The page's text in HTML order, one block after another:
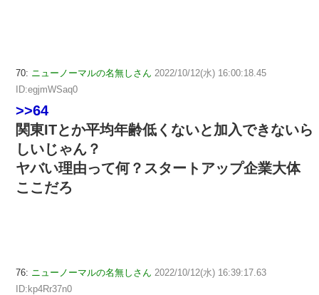
70: ニューノーマルの名無しさん 2022/10/12(水) 16:00:18.45
ID:egjmWSaq0
>>64
関東ITとか平均年齢低くないと加入できないら
しいじゃん？
ヤバい理由って何？スタートアップ企業大体
ここだろ
76: ニューノーマルの名無しさん 2022/10/12(水) 16:39:17.63
ID:kp4Rr37n0